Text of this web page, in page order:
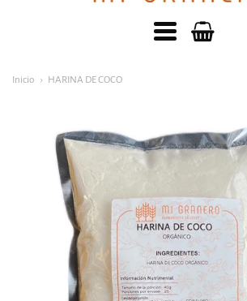
Menú
Inicio HARINA DE COCO